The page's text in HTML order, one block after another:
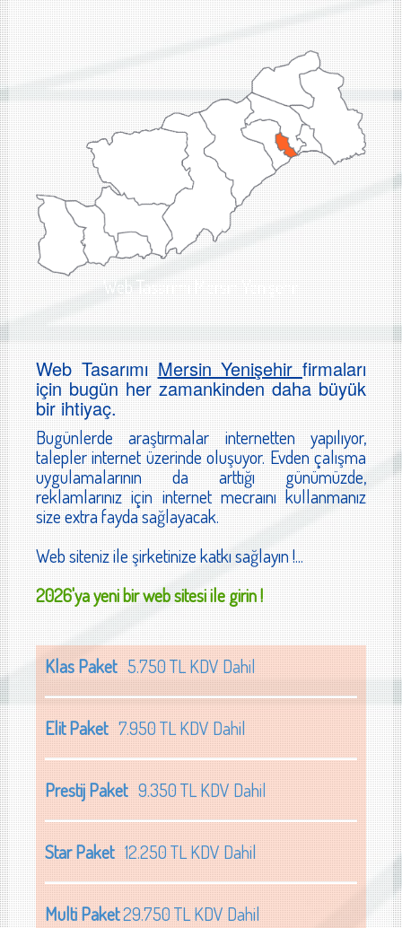
Web Tasarımı Mersin Yenişehir
Web TasarımıMersin Yenişehirfirmaları
için bugün her zamankinden daha büyük
bir ihtiyaç.
Bugünlerde araştırmalar internetten yapılıyor,
talepler internet üzerinde oluşuyor. Evden çalışma
uygulamalarının da arttığı günümüzde,
reklamlarınız için internet mecraını kullanmanız
size extra fayda sağlayacak.
Web siteniz ile şirketinize katkı sağlayın !...
2026'ya yeni bir web sitesi ile girin !
Klas Paket5.750 TL KDV Dahil
Elit Paket7.950 TL KDV Dahil
Prestij Paket9.350 TL KDV Dahil
Star Paket12.250 TL KDV Dahil
Multi Paket29.750 TL KDV Dahil